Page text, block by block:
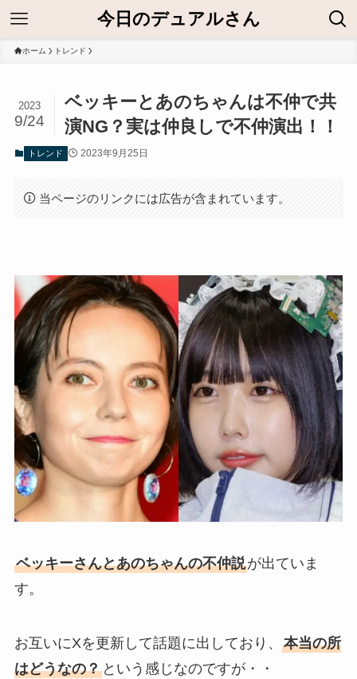
今日のデュアルさん
ホーム トレンド
ベッキーとあのちゃんは不仲で共
演NG？実は仲良しで不仲演出！！
2023
9/24
トレンド 2023年9月25日
当ページのリンクには広告が含まれています。
ベッキーさんとあのちゃんの不仲説が出ていま
す。
お互いにXを更新して話題に出しており、 本当の所
はどうなの？という感じなのですが・・